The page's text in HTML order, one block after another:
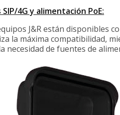
4G y alimentación PoE:
J&R están disponibles
la máxima compatibilidad,
necesidad de fuentes de